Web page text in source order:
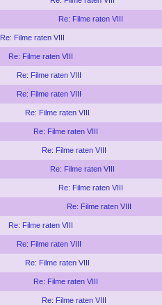
Re: Filme raten VIII
Re: Filme raten VIII
Re: Filme raten VIII
Re: Filme raten VIII
Re: Filme raten VIII
Re: Filme raten VIII
Re: Filme raten VIII
Re: Filme raten VIII
Re: Filme raten VIII
Re: Filme raten VIII
Re: Filme raten VIII
Re: Filme raten VIII
Re: Filme raten VIII
Re: Filme raten VIII
Re: Filme raten VIII
Re: Filme raten VIII